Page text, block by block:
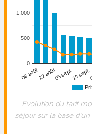
08 août22 août05 sept.19 sept.
0
500
1,000
Evolution du tarif
séjour sur la base